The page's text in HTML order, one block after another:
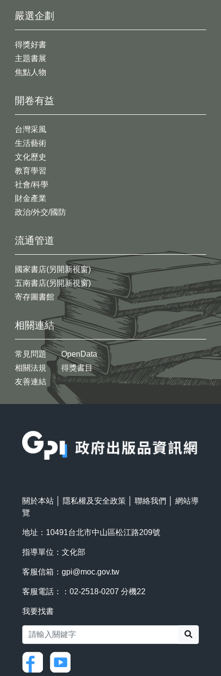
開卷有益
台灣采風
生活藝術
文化歷史
教育學習
社會/科學
財金產業
政治/外交/國防
嚴選企劃
得獎好書
主題書展
焦點人物
流通管道
國家書店(另開新視窗)
五南書店(另開新視窗)
寄存圖書館
相關連結
常見問題
相關法規
友善連結
OpenData
得獎書目
關於本站 隱私權及安全政策 聯絡我們
網站導
覽
地址：10491台北市中山區松江路209號
指導單位：文化部
客服信箱： gpi@moc.gov.tw
客服電話：：02-2518-0207 分機22
我要找書